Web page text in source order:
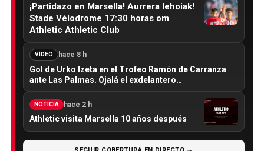
¡Partidazo en Marsella! Aurrera lehoiak!
Stade Vélodrome 17:30 horas om
Athletic Athletic Club
VÍDEO hace 8 h
Gol de Urko Izeta en el Trofeo Ramón de Carranza
ante Las Palmas. Ojalá el exdelantero…
NOTICIA hace 2 h
Athletic visita Marsella 10 años después